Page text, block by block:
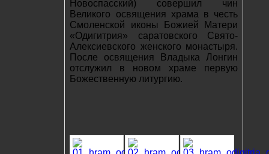
Новоспасский) совершил чин
Великого освящения храма в честь
Смоленской иконы Божией Матери
«Одигитрия» саратовского Свято-
Алексиевского женского монастыря.
После освящения Владыка Лонгин
отслужил в новом храме первую
Божественную литургию.